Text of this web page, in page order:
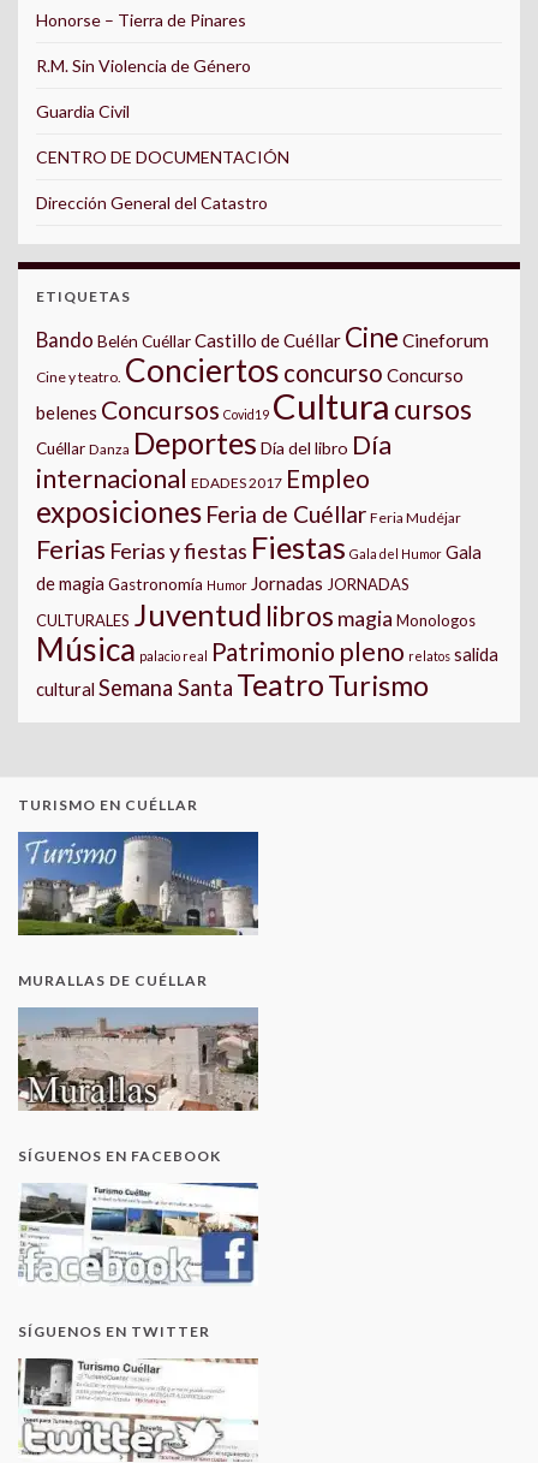
Honorse – Tierra de Pinares
R.M. Sin Violencia de Género
Guardia Civil
CENTRO DE DOCUMENTACIÓN
Dirección General del Catastro
ETIQUETAS
Bando Belén CuéllarCastillo de Cuéllar Cine Cineforum
Cine y teatro. Conciertos concurso Concurso
belenes Concursos Covid19 Cultura cursos
Cuéllar Danza Deportes Día del libro Día
internacional EDADES 2017 Empleo
exposiciones Feria de Cuéllar Feria Mudéjar
Ferias Ferias y fiestas Fiestas Gala del Humor Gala
de magia Gastronomía Humor Jornadas JORNADAS
CULTURALES Juventud libros magia Monologos
Música palacio real Patrimonio pleno relatos salida
cultural Semana Santa TeatroTurismo
TURISMO EN CUÉLLAR
MURALLAS DE CUÉLLAR
SÍGUENOS EN FACEBOOK
SÍGUENOS EN TWITTER